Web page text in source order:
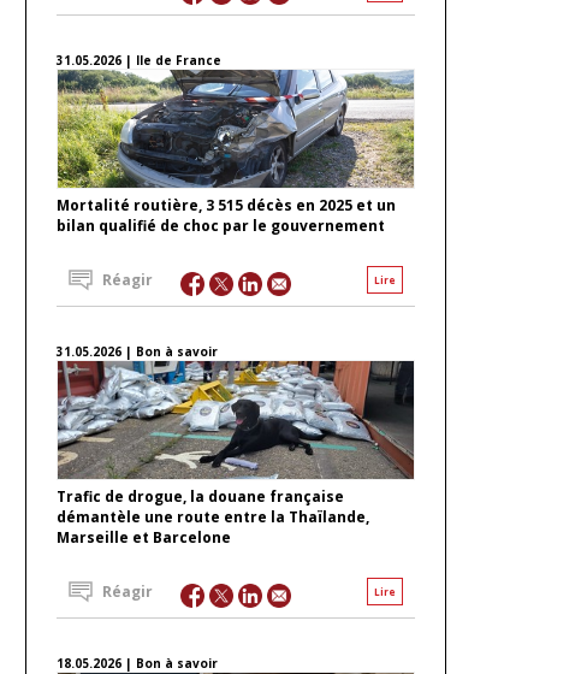
31.05.2026 | Ile de France
Mortalité routière, 3 515 décès en 2025 et un
bilan qualifié de choc par le gouvernement
Lire
Réagir
31.05.2026 | Bon à savoir
Trafic de drogue, la douane française
démantèle une route entre la Thaïlande,
Marseille et Barcelone
Lire
Réagir
18.05.2026 | Bon à savoir